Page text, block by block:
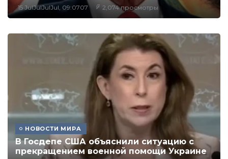
15 JulJulJulJul, 09:0707 2,074 просмотры
НОВОСТИ МИРА
В Госдепе США объяснили ситуацию с
прекращением военной помощи Украине